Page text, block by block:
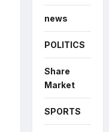
news
POLITICS
Share
Market
SPORTS